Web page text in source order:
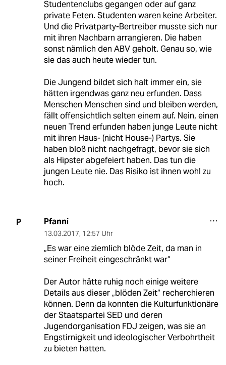
Studentenclubs gegangen oder auf ganz
private Feten. Studenten waren keine Arbeiter.
Und die Privatparty-Bertreiber musste sich nur
mit ihren Nachbarn arrangieren. Die haben
sonst nämlich den ABV geholt. Genau so, wie
sie das auch heute wieder tun.
Die Jungend bildet sich halt immer ein, sie
hätten irgendwas ganz neu erfunden. Dass
Menschen Menschen sind und bleiben werden,
fällt offensichtlich selten einem auf. Nein, einen
neuen Trend erfunden haben junge Leute nicht
mit ihren Haus- (nicht House-) Partys. Sie
haben bloß nicht nachgefragt, bevor sie sich
als Hipster abgefeiert haben. Das tun die
jungen Leute nie. Das Risiko ist ihnen wohl zu
hoch.
P Pfanni
13.03.2017, 12:57 Uhr
„Es war eine ziemlich blöde Zeit, da man in
seiner Freiheit eingeschränkt war“
Der Autor hätte ruhig noch einige weitere
Details aus dieser „blöden Zeit“ recherchieren
können. Denn da konnten die Kulturfunktionäre
der Staatspartei SED und deren
Jugendorganisation FDJ zeigen, was sie an
Engstirnigkeit und ideologischer Verbohrtheit
zu bieten hatten.